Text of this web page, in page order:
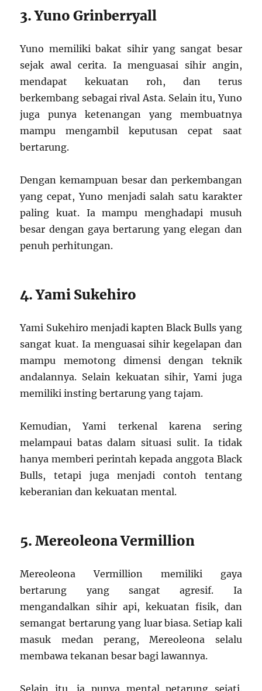
3. Yuno Grinberryall
Yuno memiliki bakat sihir yang sangat besar
sejak awal cerita. Ia menguasai sihir angin,
mendapat kekuatan roh, dan terus
berkembang sebagai rival Asta. Selain itu, Yuno
juga punya ketenangan yang membuatnya
mampu mengambil keputusan cepat saat
bertarung.
Dengan kemampuan besar dan perkembangan
yang cepat, Yuno menjadi salah satu karakter
paling kuat. Ia mampu menghadapi musuh
besar dengan gaya bertarung yang elegan dan
penuh perhitungan.
4. Yami Sukehiro
Yami Sukehiro menjadi kapten Black Bulls yang
sangat kuat. Ia menguasai sihir kegelapan dan
mampu memotong dimensi dengan teknik
andalannya. Selain kekuatan sihir, Yami juga
memiliki insting bertarung yang tajam.
Kemudian, Yami terkenal karena sering
melampaui batas dalam situasi sulit. Ia tidak
hanya memberi perintah kepada anggota Black
Bulls, tetapi juga menjadi contoh tentang
keberanian dan kekuatan mental.
5. Mereoleona Vermillion
Mereoleona Vermillion memiliki gaya
bertarung yang sangat agresif. Ia
mengandalkan sihir api, kekuatan fisik, dan
semangat bertarung yang luar biasa. Setiap kali
masuk medan perang, Mereoleona selalu
membawa tekanan besar bagi lawannya.